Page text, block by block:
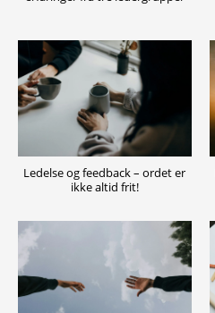
Ledelse og feedback – ordet er
ikke altid frit!